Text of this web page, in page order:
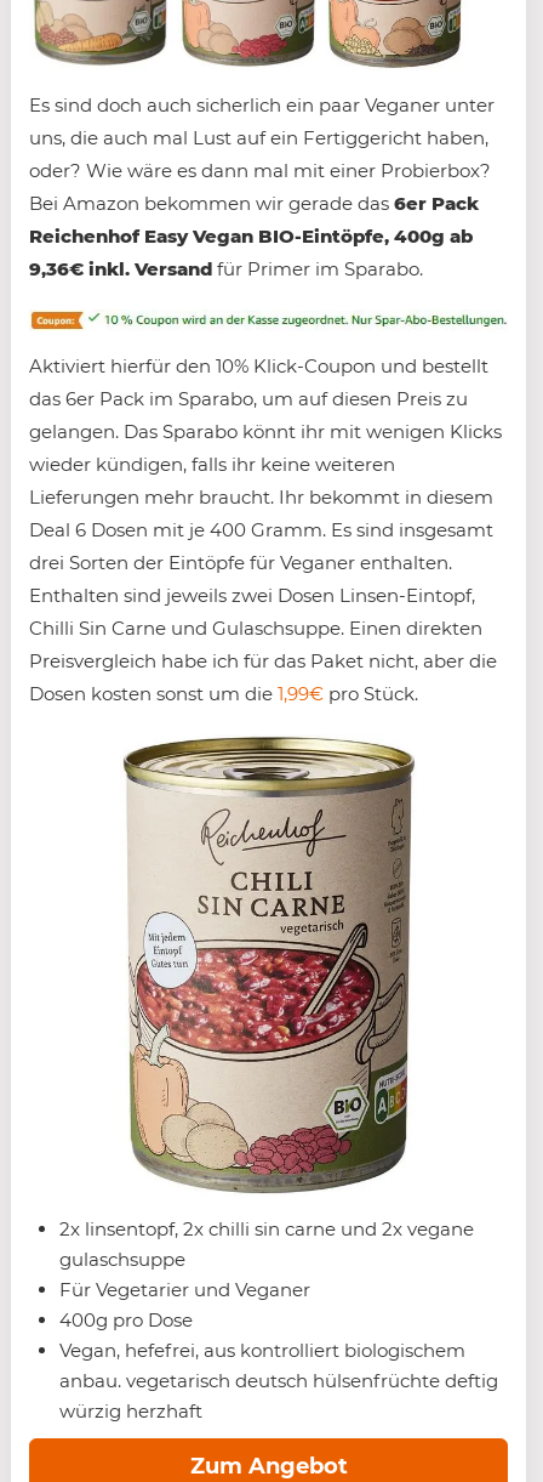
Es sind doch auch sicherlich ein paar Veganer unter
uns, die auch mal Lust auf ein Fertiggericht haben,
oder? Wie wäre es dann mal mit einer Probierbox?
Bei Amazon bekommen wir gerade das 6er Pack
Reichenhof Easy Vegan BIO-Eintöpfe, 400g ab
9,36€ inkl. Versand für Primer im Sparabo.
Aktiviert hierfür den 10% Klick-Coupon und bestellt
das 6er Pack im Sparabo, um auf diesen Preis zu
gelangen. Das Sparabo könnt ihr mit wenigen Klicks
wieder kündigen, falls ihr keine weiteren
Lieferungen mehr braucht. Ihr bekommt in diesem
Deal 6 Dosen mit je 400 Gramm. Es sind insgesamt
drei Sorten der Eintöpfe für Veganer enthalten.
Enthalten sind jeweils zwei Dosen Linsen-Eintopf,
Chilli Sin Carne und Gulaschsuppe. Einen direkten
Preisvergleich habe ich für das Paket nicht, aber die
Dosen kosten sonst um die 1,99€ pro Stück.
2x linsentopf, 2x chilli sin carne und 2x vegane
gulaschsuppe
Für Vegetarier und Veganer
400g pro Dose
Vegan, hefefrei, aus kontrolliert biologischem
anbau. vegetarisch deutsch hülsenfrüchte deftig
würzig herzhaft
Zum Angebot